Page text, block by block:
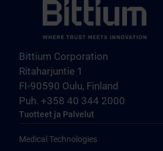
Bittium Corporation
Ritaharjuntie 1
FI-90590 Oulu, Finland
Puh. +358 40 344 2000
Tuotteet ja Palvelut
Medical Technologies